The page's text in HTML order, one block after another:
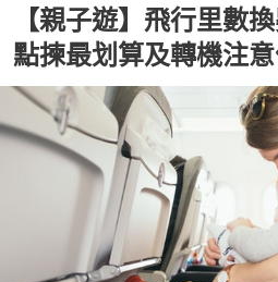
【親子遊】飛行里數
點揀最划算及轉機注